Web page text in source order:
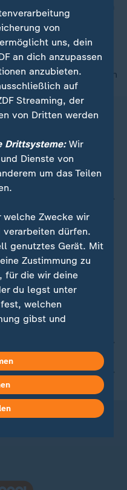
83 Menschen
nach oben
von
uns, dein
an dich anzupassen
anzubieten.
auf
Streaming, der
von Dritten werden
Drittsysteme:Wir
Dienste von
um das Teilen
Zwecke wir
verarbeiten dürfen.
genutztes Gerät. Mit
Zustimmung zu
für die wir deine
du legst unter
welchen
gibst und
oder ändern.
du in unserer